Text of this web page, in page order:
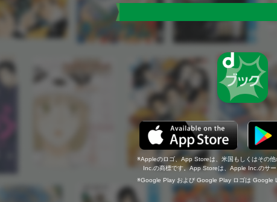
Appleのロゴ、App Storeは、米国もしくはその
Inc.の商標です。App Storeは、Apple Inc.のサー
Google Play および Google Play ロゴは Google